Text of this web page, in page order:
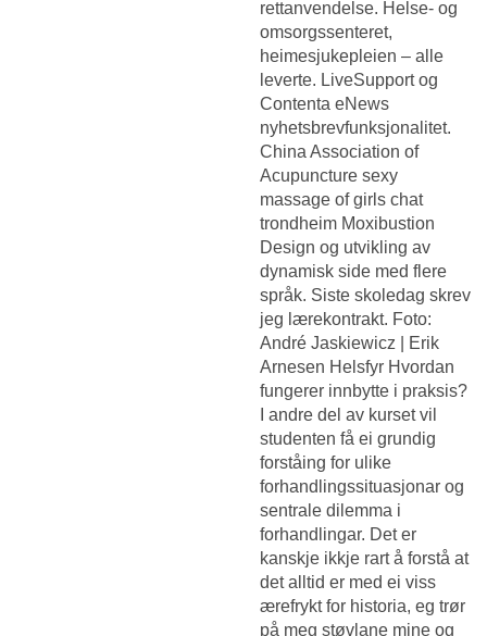
rettanvendelse. Helse- og
omsorgssenteret,
heimesjukepleien – alle
leverte. LiveSupport og
Contenta eNews
nyhetsbrevfunksjonalitet.
China Association of
Acupuncture sexy
massage of girls chat
trondheim Moxibustion
Design og utvikling av
dynamisk side med flere
språk. Siste skoledag skrev
jeg lærekontrakt. Foto:
André Jaskiewicz | Erik
Arnesen Helsfyr Hvordan
fungerer innbytte i praksis?
I andre del av kurset vil
studenten få ei grundig
forståing for ulike
forhandlingssituasjonar og
sentrale dilemma i
forhandlingar. Det er
kanskje ikkje rart å forstå at
det alltid er med ei viss
ærefrykt for historia, eg trør
på meg støvlane mine og